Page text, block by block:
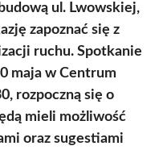
ul. Lwowskiej,
zapoznać się z
ruchu. Spotkanie
maja w Centrum
rozpoczną się o
mieli możliwość
oraz sugestiami